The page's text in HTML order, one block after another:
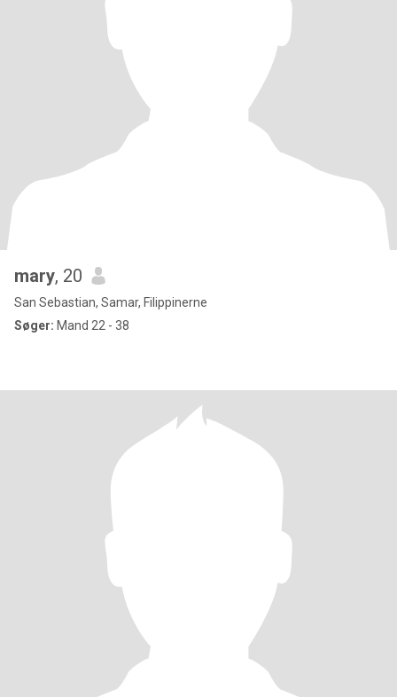
mary, 20
San Sebastian, Samar, Filippinerne
Søger: Mand 22 - 38